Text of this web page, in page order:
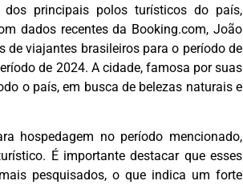
principais polos turísticos do país,
dados recentes da Booking.com, João
de viajantes brasileiros para o período de
de 2024. A cidade, famosa por suas
o país, em busca de belezas naturais e
hospedagem no período mencionado,
É importante destacar que esses
pesquisados, o que indica um forte